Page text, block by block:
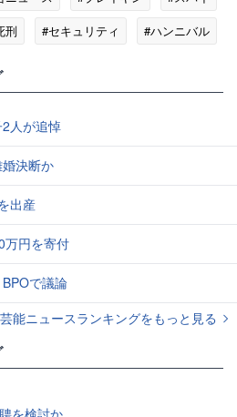
刑 #セキュリティ #ハンニバル
人が追悼
決断か
出産
万円を寄付
で議論
芸能ニュースランキングをもっと見る